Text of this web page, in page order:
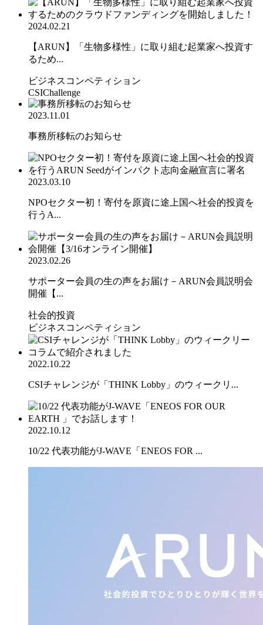
2024.02.21
【ARUN】「生物多様性」に取り組む起業家へ投資す
るため...
ビジネスコンペティション
CSIChallenge
2023.11.01
事務所移転のお知らせ
2023.03.10
NPOセクター初！寄付を原資に途上国へ社会的投資を
行うA...
2023.02.26
サポーター会員の生の声をお届け－ARUN会員説明会
開催【...
社会的投資
ビジネスコンペティション
2022.10.22
CSIチャレンジが「THINK Lobby」のウィークリ...
2022.10.12
10/22 代表功能がJ-WAVE「ENEOS FOR ...